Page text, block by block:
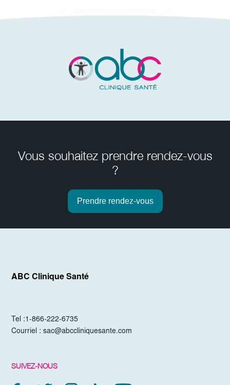
Vous souhaitez prendre rendez-vous
?
Prendre rendez-vous
ABC Clinique Santé
Tel :1-866-222-6735
Courriel :sac@abccliniquesante.com
SUIVEZ-NOUS